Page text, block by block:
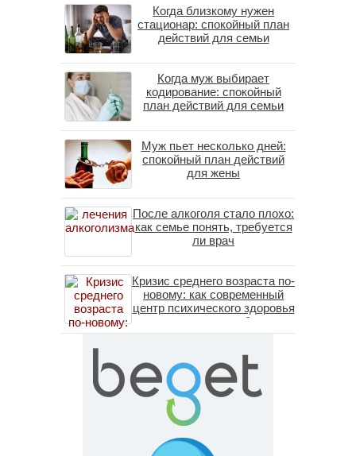
Когда близкому нужен
стационар: спокойный план
действий для семьи
Когда муж выбирает
кодирование: спокойный
план действий для семьи
Муж пьет несколько дней:
спокойный план действий
для жены
После алкоголя стало плохо:
как семье понять, требуется
ли врач
Кризис среднего возраста по-
новому: как современный
центр психического здоровья
помогает пересобрать
личность без таблеток